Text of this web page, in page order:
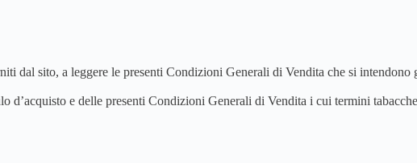
dal sito, a leggere le presenti Condizioni Generali di Vendita che si intendono
d’acquisto e delle presenti Condizioni Generali di Vendita i cui termini